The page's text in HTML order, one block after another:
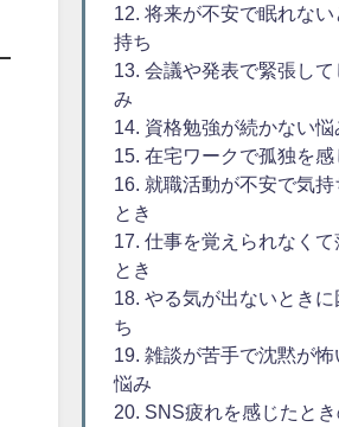
12. 将来が不安で眠れな
持ち
13. 会議や発表で緊張して
み
14. 資格勉強が続かない悩
15. 在宅ワークで孤独を感
16. 就職活動が不安で気持
とき
17. 仕事を覚えられなくて
とき
18. やる気が出ないとき
ち
19. 雑談が苦手で沈黙が
悩み
20. SNS疲れを感じたと